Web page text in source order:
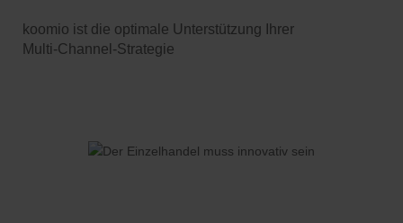
koomio ist die optimale Unterstützung Ihrer
Multi-Channel-Strategie